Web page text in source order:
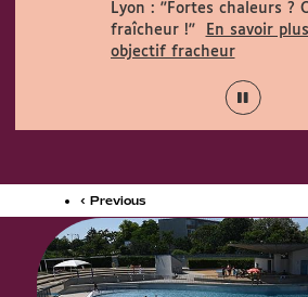
Lyon : "Fortes chaleurs ?
fraîcheur !"
En savoir
objectif fracheur
‹ Previous